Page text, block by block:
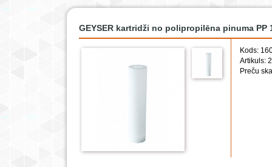
GEYSER kartridži no polipropilēna pinuma PP
Kods:
Artikuls:
Preču